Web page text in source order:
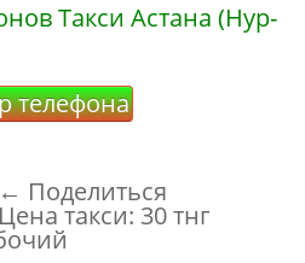
Такси Астана (Нур-
телефона
← Поделиться
Цена такси: 30 тнг